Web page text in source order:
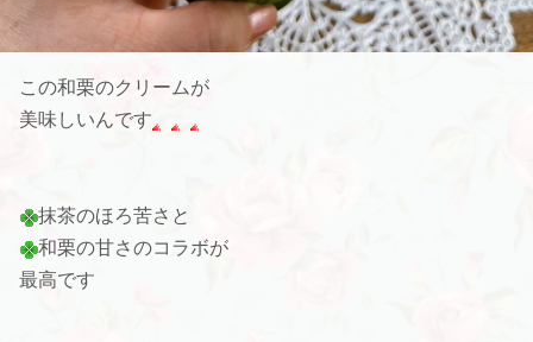
この和栗のクリームが
美味しいんです
抹茶のほろ苦さと
和栗の甘さのコラボが
最高です